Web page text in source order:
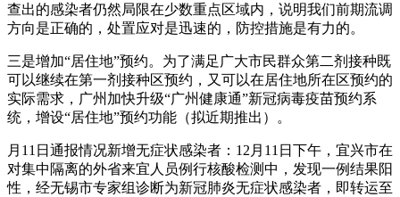
查出的感染者仍然局限在少数重点区域内，说明我们前期流调
方向是正确的，处置应对是迅速的，防控措施是有力的。
三是增加“居住地”预约。为了满足广大市民群众第二剂接种既
可以继续在第一剂接种区预约，又可以在居住地所在区预约的
实际需求，广州加快升级“广州健康通”新冠病毒疫苗预约系
统，增设“居住地”预约功能（拟近期推出）。
月11日通报情况新增无症状感染者：12月11日下午，宜兴市在
对集中隔离的外省来宜人员例行核酸检测中，发现一例结果阳
性，经无锡市专家组诊断为新冠肺炎无症状感染者，即转运至